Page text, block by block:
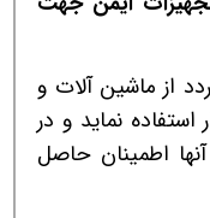
از ماشین آلات و
نماید و در
اطمینان حاصل